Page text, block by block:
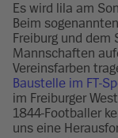
Es wird lila am
Beim
Freiburg und dem
Mannschaften
Vereinsfarben
Baustelle im FT-
im Freiburger
1844-Footballer
uns eine